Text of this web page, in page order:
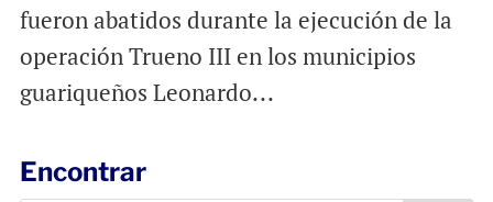
fueron abatidos durante la ejecución de la
operación Trueno III en los municipios
guariqueños Leonardo...
Encontrar